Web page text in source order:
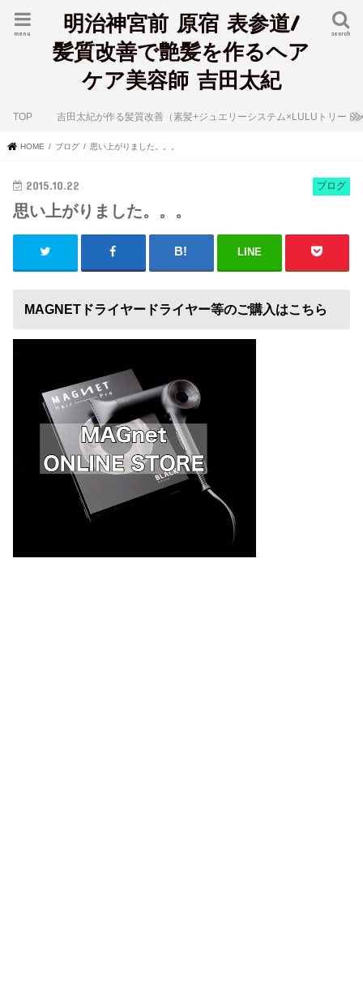
明治神宮前 原宿 表参道/
髪質改善で艶髪を作るヘア
ケア美容師 吉田太紀
search
menu
TOP 吉田太紀が作る髪質改善（素髪+ジュエリーシステム×LULUトリート
HOME ブログ 思い上がりました。。。
ブログ
2015.10.22
思い上がりました。。。
LINE
MAGNETドライヤードライヤー等のご購入はこちら